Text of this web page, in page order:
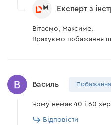
Експерт з
Вітаємо, Максиме.
Врахуємо побажання
Василь Побажання
Чому немає 40 і 60
Відповісти